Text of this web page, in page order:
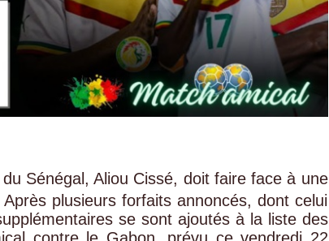
Sénégal, Aliou Cissé, doit faire face à une
plusieurs forfaits annoncés, dont celui
se sont ajoutés à la liste des